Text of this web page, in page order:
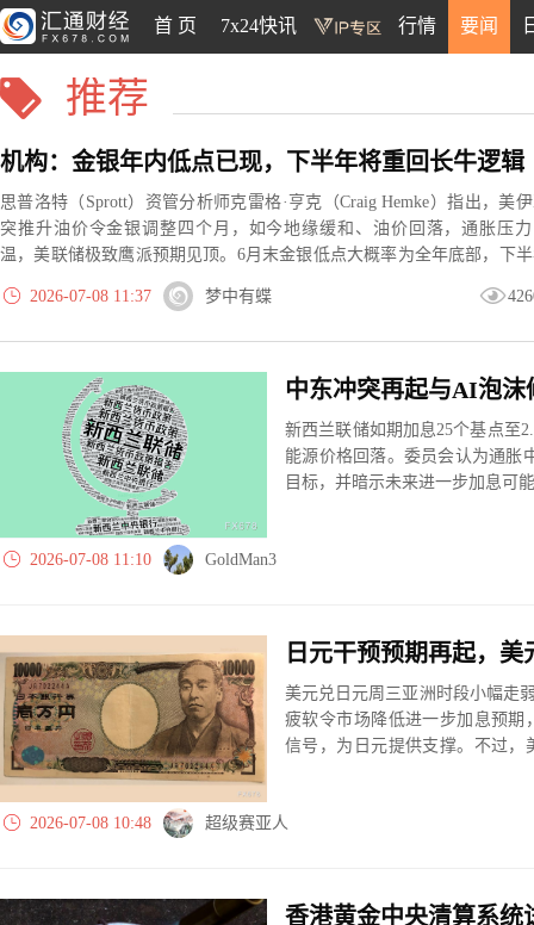
首 页 7x24快讯 行情 要闻
推荐
机构：金银年内低点已现，下半年将重回长牛逻辑
思普洛特（Sprott）资管分析师克雷格·亨克（Craig Hemke）指出，美
突推升油价令金银调整四个月，如今地缘缓和、油价回落，通胀压
温，美联储极致鹰派预期见顶。6月末金银低点大概率为全年底部，下
货币政策将重回降息主线。短期盘面偏弱以震荡磨底为主，可依托20
线确认底部信号，长牛基本面将重新发力。
2026-07-08 11:37 梦中有蝶
新西兰联储如期加息25个基点至
能源价格回落。委员会认为通胀
目标，并暗示未来进一步加息可
2026-07-08 11:10 GoldMan3
日元干预预期再起，
美元兑日元周三亚洲时段小幅走
疲软令市场降低进一步加息预期
信号，为日元提供支撑。不过，
2026-07-08 10:48 超级赛亚人